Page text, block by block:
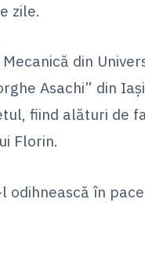
zile.
din
Asachi” din
fiind alături de
Florin.
odihnească în